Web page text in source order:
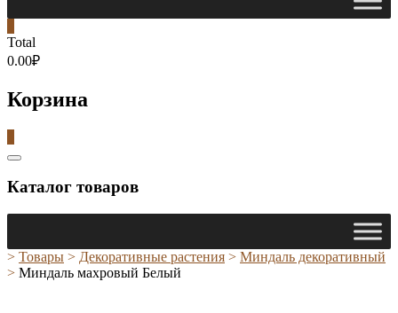
Total
0.00₽
Корзина
Catalog
Каталог товаров
> Товары > Декоративные растения > Миндаль декоративный
> Миндаль махровый Белый